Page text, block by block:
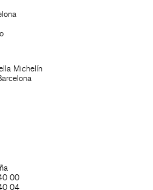
Michelín
00
04